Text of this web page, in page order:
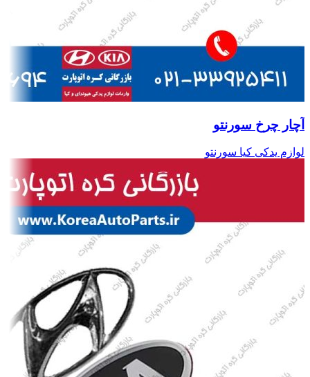
آچار چرخ سورنتو
لوازم یدکی کیا سورنتو